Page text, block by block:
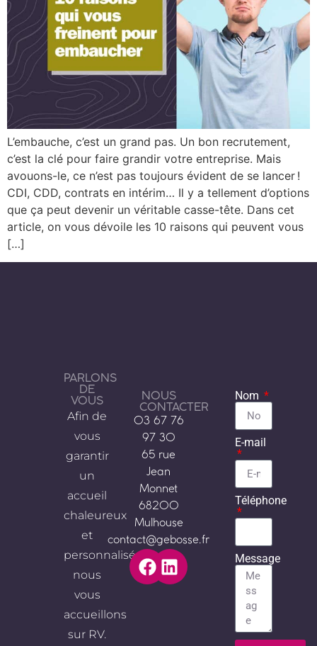
L’embauche, c’est un grand pas. Un bon recrutement,
c’est la clé pour faire grandir votre entreprise. Mais
avouons-le, ce n’est pas toujours évident de se lancer !
CDI, CDD, contrats en intérim… Il y a tellement d’options
que ça peut devenir un véritable casse-tête. Dans cet
article, on vous dévoile les 10 raisons qui peuvent vous
[…]
PARLONS
DE
VOUS
Afin de
vous
garantir
un
accueil
chaleureux
et
personnalisé,
nous
vous
accueillons
sur RV.
NOUS
CONTACTER
03 67 76
97 30
65 rue
Jean
Monnet
68200
Mulhouse
contact@gebosse.fr
Nom
E-mail
Téléphone
Message